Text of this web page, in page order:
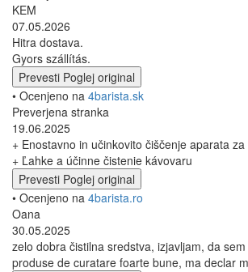
KEM
07.05.2026
Hitra dostava.
Gyors szállítás.
Prevesti Poglej original
• Ocenjeno na 4barista.sk
Preverjena stranka
19.06.2025
+ Enostavno in učinkovito čiščenje aparata za
+ Ľahke a účinne čistenie kávovaru
Prevesti Poglej original
• Ocenjeno na 4barista.ro
Oana
30.05.2025
zelo dobra čistilna sredstva, izjavljam, da
produse de curatare foarte bune, ma declar